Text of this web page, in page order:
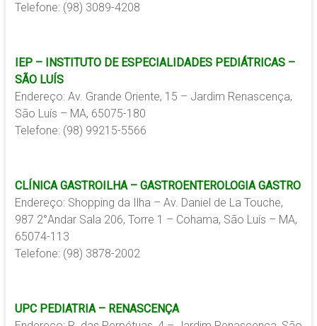
Telefone: (98) 3089-4208
IEP – INSTITUTO DE ESPECIALIDADES PEDIÁTRICAS –
SÃO LUÍS
Endereço: Av. Grande Oriente, 15 – Jardim Renascença,
São Luís – MA, 65075-180
Telefone: (98) 99215-5566
CLÍNICA GASTROILHA – GASTROENTEROLOGIA GASTRO
Endereço: Shopping da Ilha – Av. Daniel de La Touche,
987 2°Andar Sala 206, Torre 1 – Cohama, São Luís – MA,
65074-113
Telefone: (98) 3878-2002
UPC PEDIATRIA – RENASCENÇA